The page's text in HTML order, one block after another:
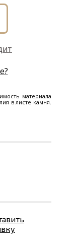
материала
в листе камня.